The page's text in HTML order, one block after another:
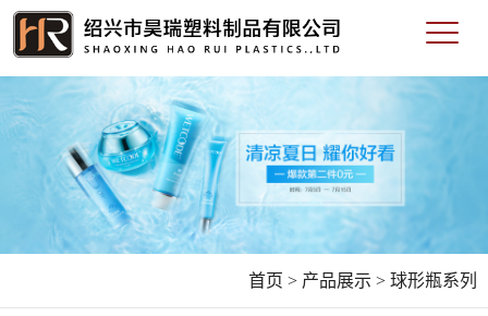
首页 > 产品展示 > 球形瓶系列